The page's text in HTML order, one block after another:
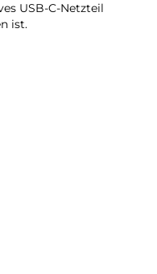
USB-C-Netzteil
ist.